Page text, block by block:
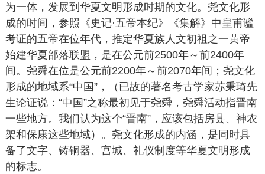
为一体，发展到华夏文明形成时期的文化。尧文化形
成的时间，参照《史记·五帝本纪》《集解》中皇甫谧
考证的五帝在位年代，推定华夏族人文初祖之一黄帝
始建华夏部落联盟，是在公元前2500年～前2400年
间。尧舜在位是公元前2200年～前2070年间；尧文化
形成的地域系“中国”，（已故的著名考古学家苏秉琦先
生论证说：“中国”之称最初见于尧舜，尧舜活动指晋南
一些地方。我们认为这个“晋南”，应该包括房县、神农
架和保康这些地域）。尧文化形成的内涵，是同时具
备了文字、铸铜器、宫城、礼仪制度等华夏文明形成
的标志。